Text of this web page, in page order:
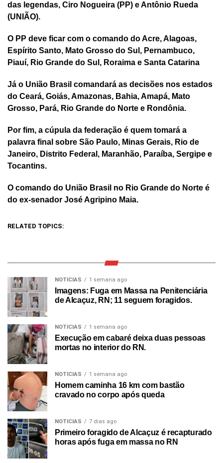
das legendas, Ciro Nogueira (PP) e Antônio Rueda
(UNIÃO).
O PP deve ficar com o comando do Acre, Alagoas,
Espírito Santo, Mato Grosso do Sul, Pernambuco,
Piauí, Rio Grande do Sul, Roraima e Santa Catarina
Já o União Brasil comandará as decisões nos estados
do Ceará, Goiás, Amazonas, Bahia, Amapá, Mato
Grosso, Pará, Rio Grande do Norte e Rondônia.
Por fim, a cúpula da federação é quem tomará a
palavra final sobre São Paulo, Minas Gerais, Rio de
Janeiro, Distrito Federal, Maranhão, Paraíba, Sergipe e
Tocantins.
O comando do União Brasil no Rio Grande do Norte é
do ex-senador José Agripino Maia.
RELATED TOPICS:
NOTICIAS 1 semana ago
Imagens: Fuga em Massa na Penitenciária
de Alcaçuz, RN; 11 seguem foragidos.
NOTICIAS 1 semana ago
Execução em cabaré deixa duas pessoas
mortas no interior do RN.
NOTICIAS 1 semana ago
Homem caminha 16 km com bastão
cravado no corpo após queda
NOTICIAS 7 dias ago
Primeiro foragido de Alcaçuz é recapturado
horas após fuga em massa no RN